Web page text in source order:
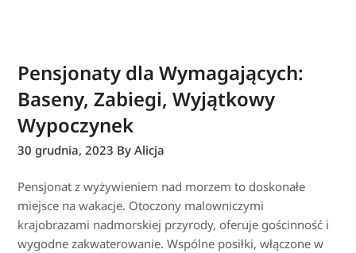
Pensjonaty dla Wymagających:
Baseny, Zabiegi, Wyjątkowy
Wypoczynek
30 grudnia, 2023 By Alicja
Pensjonat z wyżywieniem nad morzem to doskonałe
miejsce na wakacje. Otoczony malowniczymi
krajobrazami nadmorskiej przyrody, oferuje gościnność i
wygodne zakwaterowanie. Wspólne posiłki, włączone w